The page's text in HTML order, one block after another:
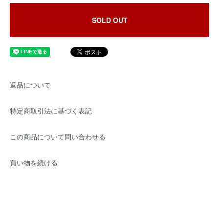
SOLD OUT
返品について
特定商取引法に基づく表記
この商品について問い合わせる
買い物を続ける